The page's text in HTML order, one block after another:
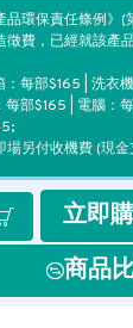
立即
商品
品環保責任條例》
徵費，已經就該產
每部$165 | 洗衣
部$165 | 電腦：
另付收機費 (現金